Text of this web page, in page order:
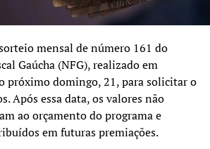
mensal de número 161 do
Gaúcha (NFG), realizado em
próximo domingo, 21, para solicitar o
Após essa data, os valores não
ao orçamento do programa e
em futuras premiações.